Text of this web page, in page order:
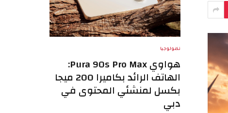
تكنولوجيا
هواوي Pura 90s Pro Max:
الهاتف الرائد بكاميرا 200 ميجا
بكسل لمنشئي المحتوى في
دبي